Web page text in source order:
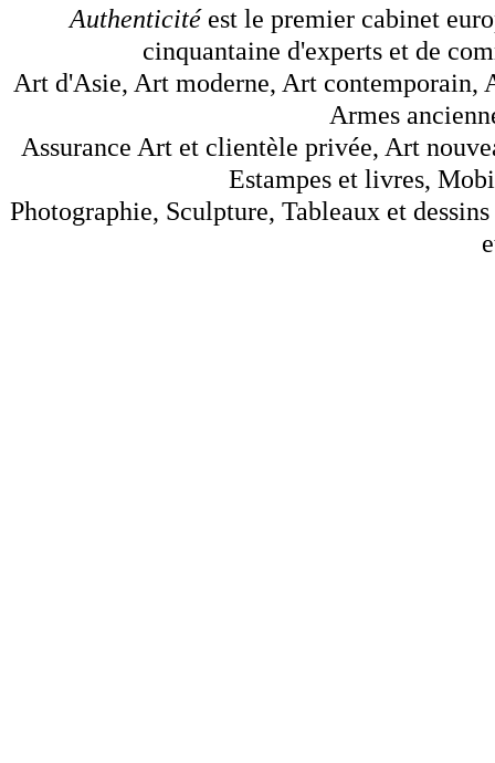
Authenticitéest le premier cabinet
cinquantaine d'experts et de
Art d'Asie, Art moderne, Art contemporain,
Armes
Assurance Art et clientèle privée, Art
Estampes et livres,
Photographie, Sculpture, Tableaux et